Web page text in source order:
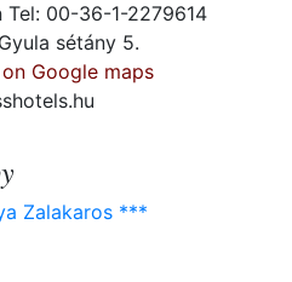
00-36-1-2279614
sétány 5.
Google maps
Zalakaros ***